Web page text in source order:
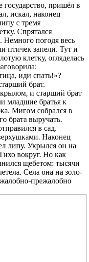
государство, пришёл в
искал, наконец
с тремя
Спрятался
Немного погодя весь
птичек запели. Тут и
клетку, огляделась
иди спать!»?
брат.
и старший брат
младшие братья к
Мигом собрался в
брата выручать.
в сад.
Наконец
липу. Укрылся он на
вокруг. Но как
щебе­том: тысячи
Села она на золо­
прежалобно